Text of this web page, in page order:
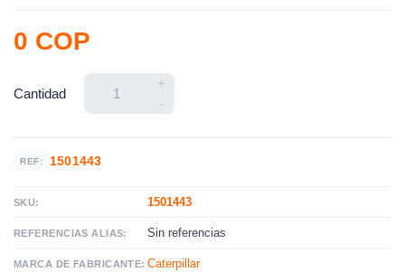
0 COP
Cantidad
+
-
REF: 1501443
SKU: 1501443
REFERENCIAS ALIAS: Sin referencias
MARCA DE FABRICANTE: Caterpillar